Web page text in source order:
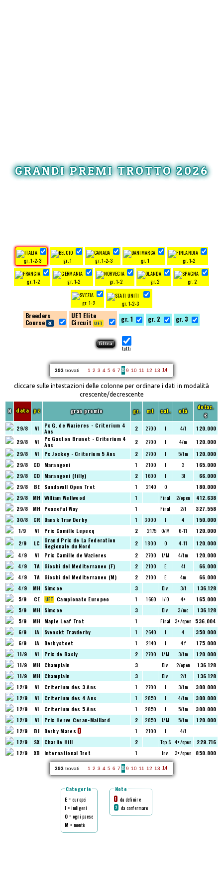
GRANDI PREMI TROTTO 2026
gr. 1-2-3 gr. 1 gr. 1-2-3 gr. 1 gr. 1-2
gr. 1-2 gr. 1-2 gr. 1-2 gr. 2 gr. 2
gr. 1-2 gr. 1-2-3
Breeders
Course
UET Elite
Circuit
gr. 1 gr. 2 gr. 3
tutti
393 trovati 1 2 3 4 5 6 7 89 10 11 12 13 14
cliccare sulle intestazioni delle colonne per ordinare i dati in modalità
crescente/decrescente
N data pz gran premio gr. mt cat. età
dotaz.
€
29/8 VI Px G. de Wazieres - Criterium 4
Ans 2 2700 I 4/f
120.000
29/8
VI Px Gaston Brunet - Criterium 4
Ans 2 2700 I 4/m
120.000
29/8
VI Px Jockey - Criterium 5 Ans 2 2700 I 5/fm
120.000
29/8
CD Marangoni 1 2100 I 3
165.000
29/8
CD Marangoni (filly) 2 1600 I 3f
66.000
29/8
BE Sundsvall Open Trot 1 2140 O
180.000
29/8
MH William Wellwood 1 Final 2/open
412.638
29/8
MH Peaceful Way 1 Final 2/f
327.558
30/8
CR Dansk Trav Derby 1 3000 I 4
150.000
1/9
VI Prix Camille Lepecq 2 2175 O/M 6-11
120.000
2/9
LC Grand Prix de La Federation
Regionale du Nord 2 1800 O 4-11
120.000
4/9
VI Prix Camille de Wazieres 2 2700 I/M 4/fm
120.000
4/9
TA Giochi del Mediterraneo (F) 2 2100 E 4f
66.000
4/9
TA Giochi del Mediterraneo (M) 2 2100 E 4m
66.000
4/9
MH Simcoe 3 Div. 3/f
136.128
5/9
CE Campionato Europeo 1 1660 I/O 4+
165.000
5/9
MH Simcoe 3 Div. 3/mc
136.128
5/9
MH Maple Leaf Trot 1 Final 3+/open 536.004
6/9
JA Svenskt Travderby 1 2640 I 4
350.000
6/9
JA Derbystoet 1 2140 I 4 f
175.000
11/9
VI Prix de Basly 2 2700 I/M 3/fm
120.000
11/9
MH Champlain 3 Div. 2/open
136.128
11/9
MH Champlain 3 Div. 2/f
136.128
12/9
VI Criterium des 3 Ans 1 2700 I 3/fm
300.000
12/9
VI Criterium des 4 Ans 1 2850 I 4/fm
300.000
12/9
VI Criterium des 5 Ans 1 2850 I 5/fm
300.000
12/9
VI Prix Herve Ceran-Maillard 2 2850 I/M 5/fm
120.000
12/9
BJ Derby Mares1 1 2100 I
4/f
12/9
SX Charlie Hill 2 Top $ 4+/open
229.716
12/9
XB International Trot 1 Inv. 3+/open 850.800
393 trovati 1 2 3 4 5 6 7 89 10 11 12 13 14
Categorie
E = europei
I = indigeni
O = ogni paese
M = montè
Note
1 da definire
2 da confermare